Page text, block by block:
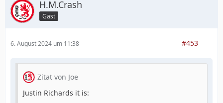
H.M.Crash
Gast
6. August 2024 um 11:38 #453
Zitat von Joe
Justin Richards it is: